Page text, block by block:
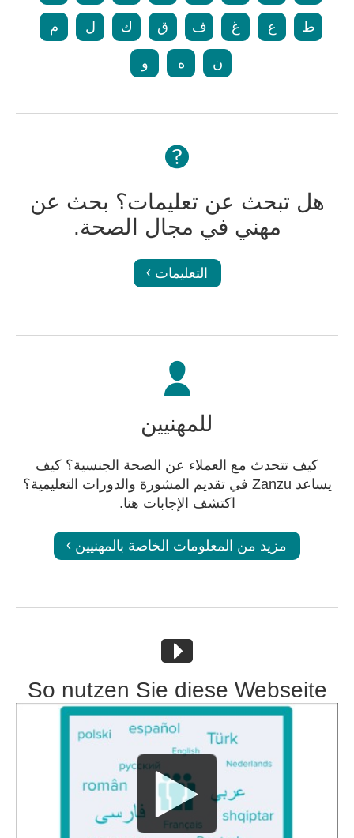
ط ع غ ف ق ك ل م
ن ه و
هل تبحث عن تعليمات؟ بحث عن
مهني في مجال الصحة.
التعليمات
للمهنيين
كيف تتحدث مع العملاء عن الصحة الجنسية؟ كيف
يساعد Zanzu في تقديم المشورة والدورات التعليمية؟
اكتشف الإجابات هنا.
مزيد من المعلومات الخاصة بالمهنيين
So nutzen Sie diese Webseite